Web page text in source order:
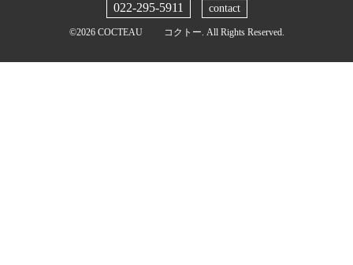
022-295-5911 contact
©2026 COCTEAU コクトー. All Rights Reserved.